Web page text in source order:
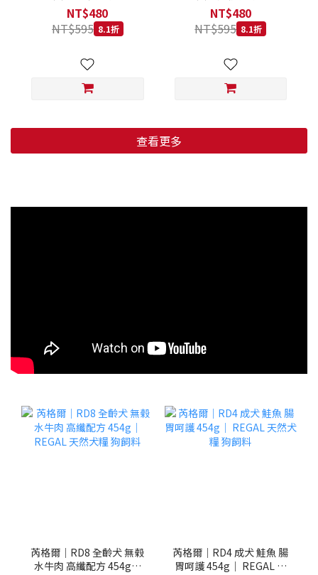
低穀鱈魚甜橙 小顆粒 800G
NT$480
NT$595 8.1折
羊肉藍莓 小顆粒 800G
NT$480
NT$595 8.1折
查看更多
芮格爾｜RD8 全齡犬 無榖
水牛肉 高纖配方 454g｜
芮格爾｜RD4 成犬 鮭魚 腸
胃呵護 454g｜ REGAL 天